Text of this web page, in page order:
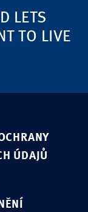
LETS
TO LIVE
ÚDAJŮ